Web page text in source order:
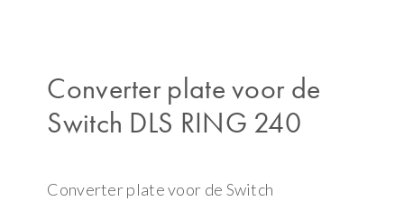
Converter plate voor de
Switch DLS RING 240
Converter plate voor de Switch